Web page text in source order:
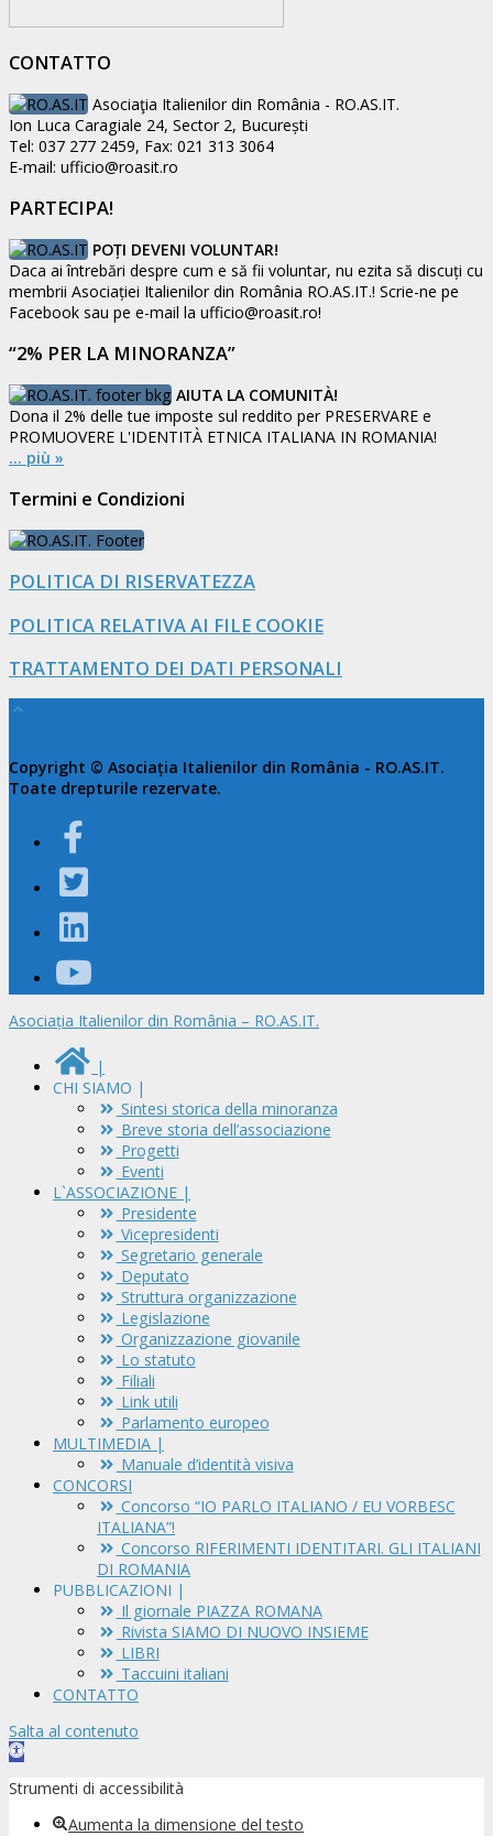
CONTATTO
Asociaţia Italienilor din România - RO.AS.IT.
Ion Luca Caragiale 24, Sector 2, București
Tel: 037 277 2459, Fax: 021 313 3064
E-mail: ufficio@roasit.ro
PARTECIPA!
POȚI DEVENI VOLUNTAR!
Daca ai întrebări despre cum e să fii voluntar, nu ezita să discuți cu
membrii Asociației Italienilor din România RO.AS.IT.! Scrie-ne pe
Facebook sau pe e-mail la ufficio@roasit.ro!
“2% PER LA MINORANZA”
AIUTA LA COMUNITÀ!
Dona il 2% delle tue imposte sul reddito per PRESERVARE e
PROMUOVERE L'IDENTITÀ ETNICA ITALIANA IN ROMANIA!
... più »
Termini e Condizioni
POLITICA DI RISERVATEZZA
POLITICA RELATIVA AI FILE COOKIE
TRATTAMENTO DEI DATI PERSONALI
Copyright © Asociația Italienilor din România - RO.AS.IT.
Toate drepturile rezervate.
Asociația Italienilor din România – RO.AS.IT.
|
CHI SIAMO |
Sintesi storica della minoranza
Breve storia dell’associazione
Progetti
Eventi
L`ASSOCIAZIONE |
Presidente
Vicepresidenti
Segretario generale
Deputato
Struttura organizzazione
Legislazione
Organizzazione giovanile
Lo statuto
Filiali
Link utili
Parlamento europeo
MULTIMEDIA |
Manuale d’identità visiva
CONCORSI
Concorso “IO PARLO ITALIANO / EU VORBESC
ITALIANA”!
Concorso RIFERIMENTI IDENTITARI. GLI ITALIANI
DI ROMANIA
PUBBLICAZIONI |
Il giornale PIAZZA ROMANA
Rivista SIAMO DI NUOVO INSIEME
LIBRI
Taccuini italiani
CONTATTO
Salta al contenuto
Apri
barra
Strumenti di accessibilità
Aumenta la dimensione del testo